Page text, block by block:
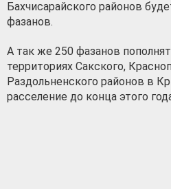
Бахчисарайского районов
фазанов.
А так же 250 фазанов
территориях Сакского,
Раздольненского районов в
расселение до конца этого